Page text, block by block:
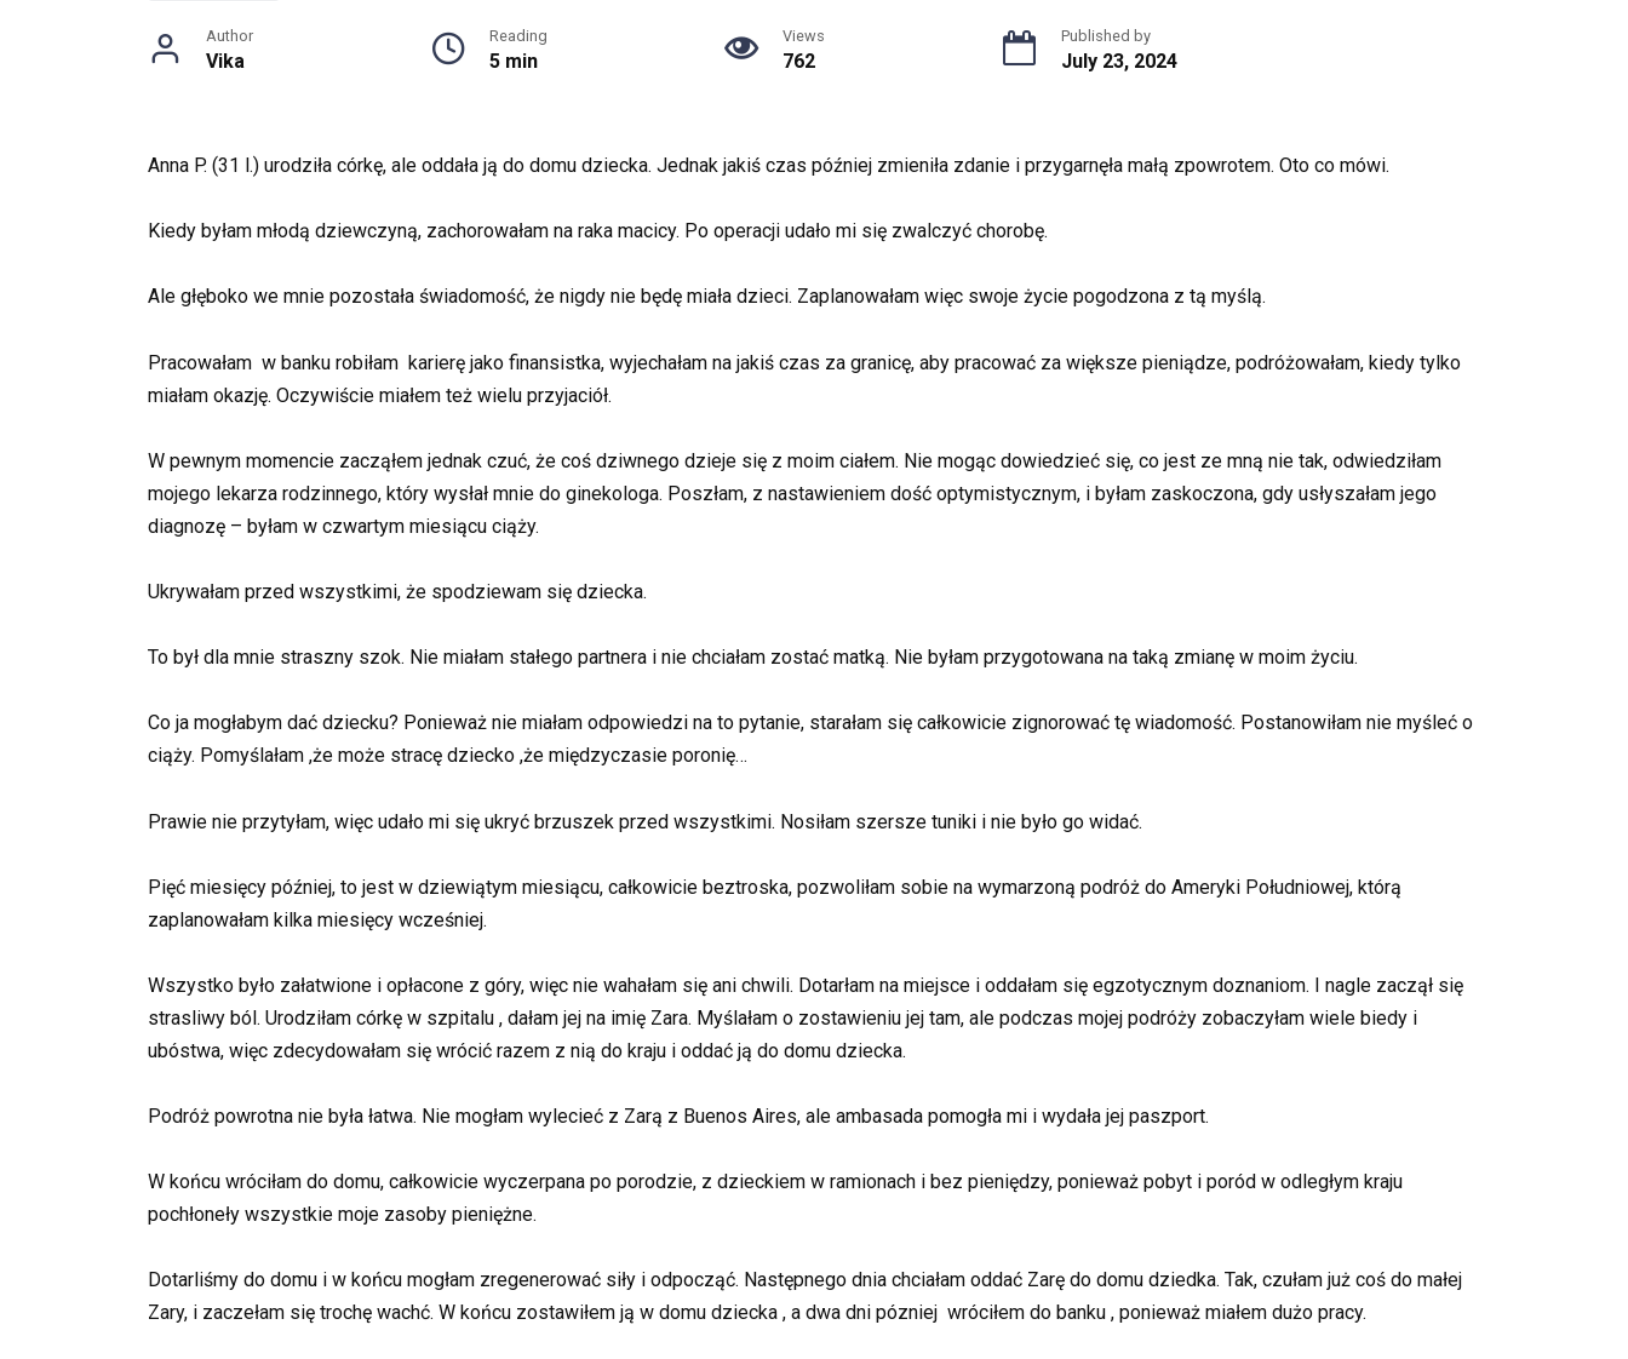
Author
Vika
Reading
5 min
Views
762
Published by
July 23, 2024
Anna P. (31 l.) urodziła córkę, ale oddała ją do domu dziecka. Jednak jakiś czas później zmieniła zdanie i przygarnęła małą zpowrotem. Oto co mówi.
Kiedy byłam młodą dziewczyną, zachorowałam na raka macicy. Po operacji udało mi się zwalczyć chorobę.
Ale głęboko we mnie pozostała świadomość, że nigdy nie będę miała dzieci. Zaplanowałam więc swoje życie pogodzona z tą myślą.
Pracowałam w banku robiłam karierę jako finansistka, wyjechałam na jakiś czas za granicę, aby pracować za większe pieniądze, podróżowałam, kiedy tylko
miałam okazję. Oczywiście miałem też wielu przyjaciół.
W pewnym momencie zacząłem jednak czuć, że coś dziwnego dzieje się z moim ciałem. Nie mogąc dowiedzieć się, co jest ze mną nie tak, odwiedziłam
mojego lekarza rodzinnego, który wysłał mnie do ginekologa. Poszłam, z nastawieniem dość optymistycznym, i byłam zaskoczona, gdy usłyszałam jego
diagnozę – byłam w czwartym miesiącu ciąży.
Ukrywałam przed wszystkimi, że spodziewam się dziecka.
To był dla mnie straszny szok. Nie miałam stałego partnera i nie chciałam zostać matką. Nie byłam przygotowana na taką zmianę w moim życiu.
Co ja mogłabym dać dziecku? Ponieważ nie miałam odpowiedzi na to pytanie, starałam się całkowicie zignorować tę wiadomość. Postanowiłam nie myśleć o
ciąży. Pomyślałam ,że może stracę dziecko ,że międzyczasie poronię…
Prawie nie przytyłam, więc udało mi się ukryć brzuszek przed wszystkimi. Nosiłam szersze tuniki i nie było go widać.
Pięć miesięcy później, to jest w dziewiątym miesiącu, całkowicie beztroska, pozwoliłam sobie na wymarzoną podróż do Ameryki Południowej, którą
zaplanowałam kilka miesięcy wcześniej.
Wszystko było załatwione i opłacone z góry, więc nie wahałam się ani chwili. Dotarłam na miejsce i oddałam się egzotycznym doznaniom. I nagle zaczął się
strasliwy ból. Urodziłam córkę w szpitalu , dałam jej na imię Zara. Myślałam o zostawieniu jej tam, ale podczas mojej podróży zobaczyłam wiele biedy i
ubóstwa, więc zdecydowałam się wrócić razem z nią do kraju i oddać ją do domu dziecka.
Podróż powrotna nie była łatwa. Nie mogłam wylecieć z Zarą z Buenos Aires, ale ambasada pomogła mi i wydała jej paszport.
W końcu wróciłam do domu, całkowicie wyczerpana po porodzie, z dzieckiem w ramionach i bez pieniędzy, ponieważ pobyt i poród w odległym kraju
pochłoneły wszystkie moje zasoby pieniężne.
Dotarliśmy do domu i w końcu mogłam zregenerować siły i odpocząć. Następnego dnia chciałam oddać Zarę do domu dziedka. Tak, czułam już coś do małej
Zary, i zaczełam się trochę wachć. W końcu zostawiłem ją w domu dziecka , a dwa dni pózniej wróciłem do banku , ponieważ miałem dużo pracy.